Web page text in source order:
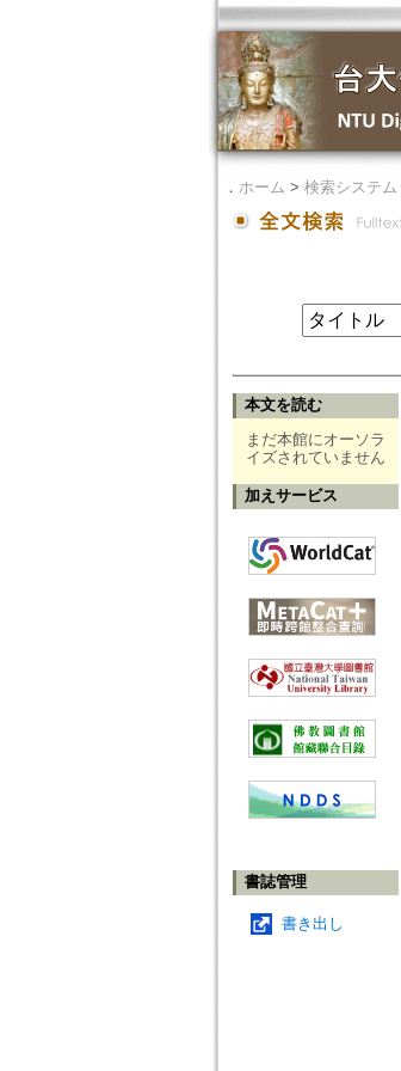
． ホーム > 検索システム
本文を読む
まだ本館にオーソラ
イズされていません
加えサービス
書誌管理
書き出し